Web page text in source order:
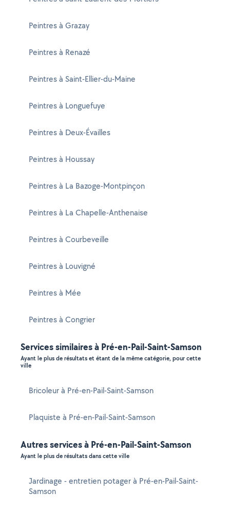
Peintres à Grazay
Peintres à Renazé
Peintres à Saint-Ellier-du-Maine
Peintres à Longuefuye
Peintres à Deux-Évailles
Peintres à Houssay
Peintres à La Bazoge-Montpinçon
Peintres à La Chapelle-Anthenaise
Peintres à Courbeveille
Peintres à Louvigné
Peintres à Mée
Peintres à Congrier
Services similaires à Pré-en-Pail-Saint-Samson
Ayant le plus de résultats et étant de la même catégorie, pour cette
ville
Bricoleur à Pré-en-Pail-Saint-Samson
Plaquiste à Pré-en-Pail-Saint-Samson
Autres services à Pré-en-Pail-Saint-Samson
Ayant le plus de résultats dans cette ville
Jardinage - entretien potager à Pré-en-Pail-Saint-
Samson